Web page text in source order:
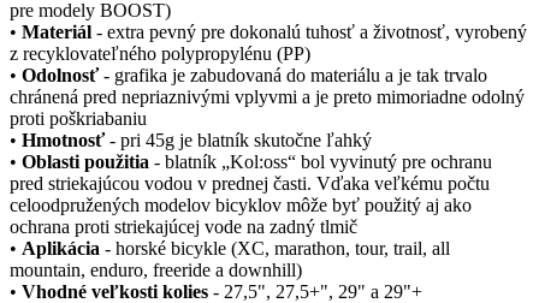
pre modely BOOST)
• Materiál - extra pevný pre dokonalú tuhosť a životnosť, vyrobený
z recyklovateľného polypropylénu (PP)
• Odolnosť- grafika je zabudovaná do materiálu a je tak trvalo
chránená pred nepriaznivými vplyvmi a je preto mimoriadne odolný
proti poškriabaniu
• Hmotnosť- pri 45g je blatník skutočne ľahký
• Oblasti použitia - blatník „Kol:oss“ bol vyvinutý pre ochranu
pred striekajúcou vodou v prednej časti. Vďaka veľkému počtu
celoodpružených modelov bicyklov môže byť použitý aj ako
ochrana proti striekajúcej vode na zadný tlmič
• Aplikácia - horské bicykle (XC, marathon, tour, trail, all
mountain, enduro, freeride a downhill)
• Vhodné veľkosti kolies - 27,5", 27,5+", 29" a 29"+